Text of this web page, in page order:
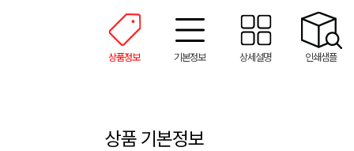
상품정보 기본정보 상세설명 인쇄샘플
상품 기본정보